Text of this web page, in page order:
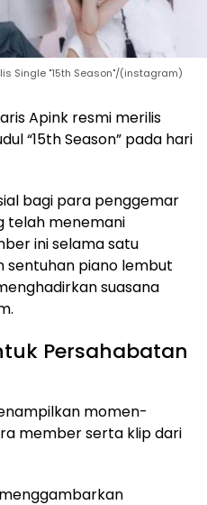
Single "15th Season"/(instagram)
Apink resmi merilis
“15th Season” pada hari
bagi para penggemar
telah menemani
ini selama satu
sentuhan piano lembut
suasana
Persahabatan
momen-
member serta klip dari